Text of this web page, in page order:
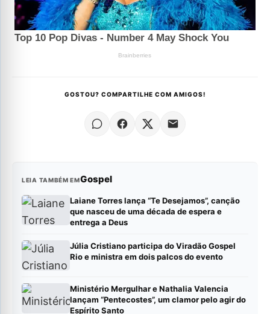
GOSTOU? COMPARTILHE COM AMIGOS!
LEIA TAMBÉM EMGospel
Laiane Torres lança “Te Desejamos”, canção
que nasceu de uma década de espera e
entrega a Deus
Júlia Cristiano participa do Viradão Gospel
Rio e ministra em dois palcos do evento
Ministério Mergulhar e Nathalia Valencia
lançam “Pentecostes”, um clamor pelo agir do
Espírito Santo